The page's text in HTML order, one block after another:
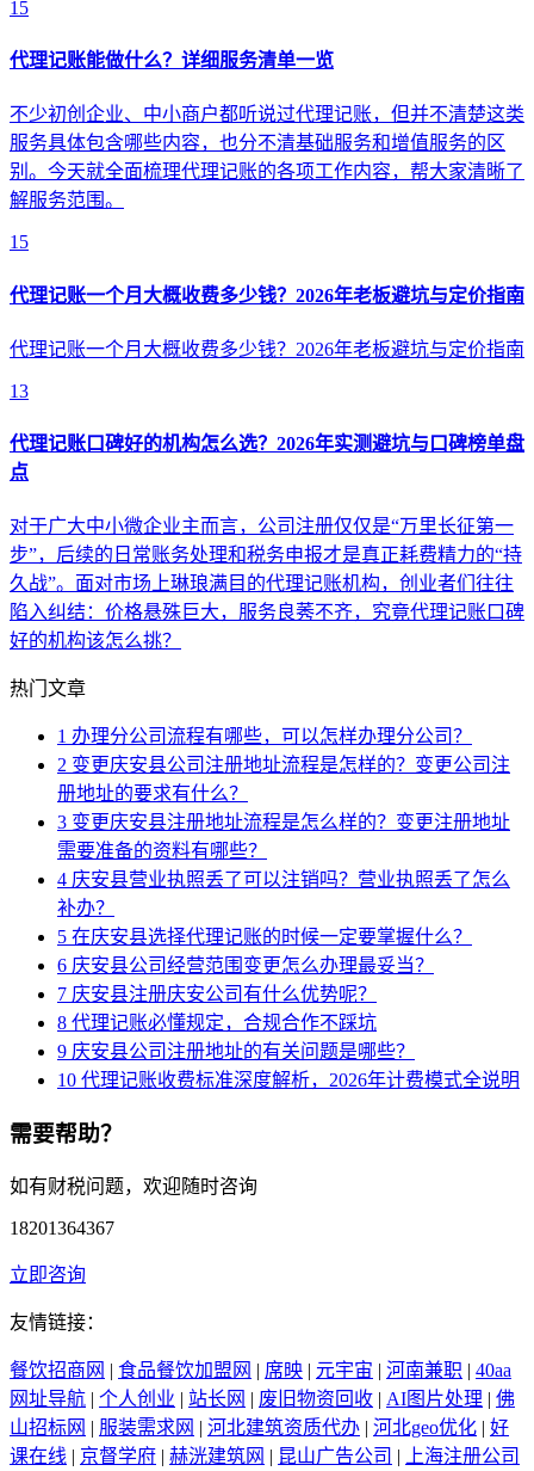
15
代理记账能做什么？详细服务清单一览
不少初创企业、中小商户都听说过代理记账，但并不清楚这类
服务具体包含哪些内容，也分不清基础服务和增值服务的区
别。今天就全面梳理代理记账的各项工作内容，帮大家清晰了
解服务范围。
15
代理记账一个月大概收费多少钱？2026年老板避坑与定价指南
代理记账一个月大概收费多少钱？2026年老板避坑与定价指南
13
代理记账口碑好的机构怎么选？2026年实测避坑与口碑榜单盘
点
对于广大中小微企业主而言，公司注册仅仅是“万里长征第一
步”，后续的日常账务处理和税务申报才是真正耗费精力的“持
久战”。面对市场上琳琅满目的代理记账机构，创业者们往往
陷入纠结：价格悬殊巨大，服务良莠不齐，究竟代理记账口碑
好的机构该怎么挑？
热门文章
1 办理分公司流程有哪些，可以怎样办理分公司？
2 变更庆安县公司注册地址流程是怎样的？变更公司注
册地址的要求有什么？
3 变更庆安县注册地址流程是怎么样的？变更注册地址
需要准备的资料有哪些？
4 庆安县营业执照丢了可以注销吗？营业执照丢了怎么
补办？
5 在庆安县选择代理记账的时候一定要掌握什么？
6 庆安县公司经营范围变更怎么办理最妥当？
7 庆安县注册庆安公司有什么优势呢？
8 代理记账必懂规定，合规合作不踩坑
9 庆安县公司注册地址的有关问题是哪些？
10 代理记账收费标准深度解析，2026年计费模式全说明
需要帮助？
如有财税问题，欢迎随时咨询
18201364367
立即咨询
友情链接：
餐饮招商网 | 食品餐饮加盟网 | 席映 | 元宇宙 | 河南兼职 | 40aa
网址导航 | 个人创业 | 站长网 | 废旧物资回收 | AI图片处理 | 佛
山招标网 | 服装需求网 | 河北建筑资质代办 | 河北geo优化 | 好
课在线 | 京督学府 | 赫洸建筑网 | 昆山广告公司 |
上海注册公司